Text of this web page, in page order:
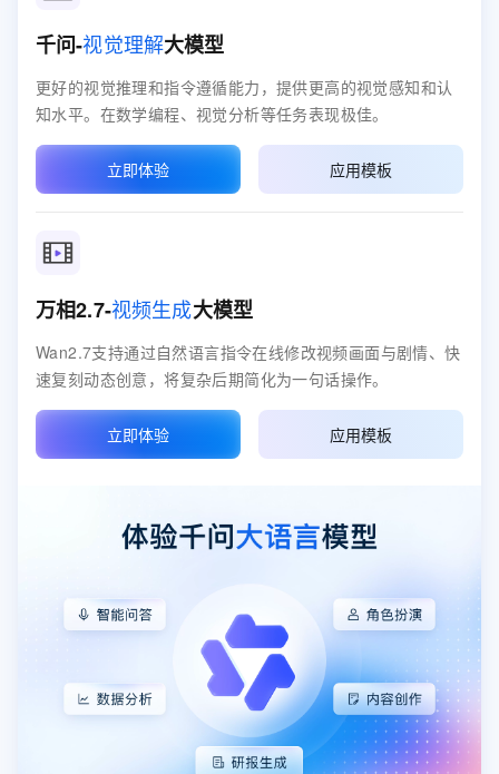
千问-视觉理解大模型
更好的视觉推理和指令遵循能力，提供更高的视觉感知和认
知水平。在数学编程、视觉分析等任务表现极佳。
立即体验 应用模板
万相2.7-视频生成大模型
Wan2.7支持通过自然语言指令在线修改视频画面与剧情、快
速复刻动态创意，将复杂后期简化为一句话操作。
立即体验 应用模板